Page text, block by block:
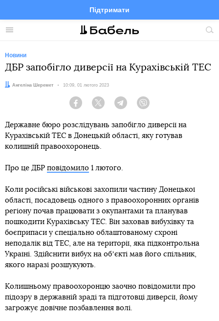
Меню
Підтримати
FacebookTelegramTwitter
Новини
ДБР запобігло диверсії на Курахівській ТЕС
Автор:
Ангеліна Шеремет Дата:
10:09, 01 лютого 2023
Facebook Twitter Telegram
Державне бюро розслідувань запобігло диверсії на
Курахівській ТЕС в Донецькій області, яку готував
колишній правоохоронець.
Про це ДБР повідомило 1 лютого.
Коли російські військові захопили частину Донецької
області, посадовець одного з правоохоронних органів
регіону почав працювати з окупантами та планував
пошкодити Курахівську ТЕС. Він заховав вибухівку та
боєприпаси у спеціально облаштованому схроні
неподалік від ТЕС, але на території, яка підконтрольна
Україні. Здійснити вибух на обʼєкті мав його спільник,
якого наразі розшукують.
Колишньому правоохоронцю заочно повідомили про
підозру в державній зраді та підготовці диверсії, йому
загрожує довічне позбавлення волі.